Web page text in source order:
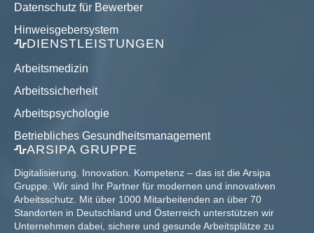
Datenschutz für Bewerber
Hinweisgebersystem
DIENSTLEISTUNGEN
Arbeitsmedizin
Arbeitssicherheit
Arbeitspsychologie
Betriebliches Gesundheitsmanagement
ARSIPA GRUPPE
Digitalisierung. Innovation. Kompetenz – das ist die Arsipa
Gruppe. Wir sind Ihr Partner für modernen und innovativen
Arbeitsschutz. Mit über 1000 Mitarbeitenden an über 70
Standorten in Deutschland und Österreich unterstützen wir
Unternehmen dabei, sichere und gesunde Arbeitsplätze zu